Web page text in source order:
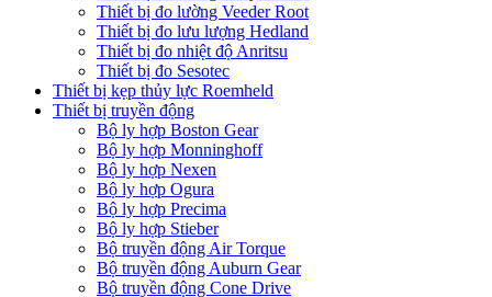
Thiết bị đo lường Veeder Root
Thiết bị đo lưu lượng Hedland
Thiết bị đo nhiệt độ Anritsu
Thiết bị đo Sesotec
Thiết bị kẹp thủy lực Roemheld
Thiết bị truyền động
Bộ ly hợp Boston Gear
Bộ ly hợp Monninghoff
Bộ ly hợp Nexen
Bộ ly hợp Ogura
Bộ ly hợp Precima
Bộ ly hợp Stieber
Bộ truyền động Air Torque
Bộ truyền động Auburn Gear
Bộ truyền động Cone Drive